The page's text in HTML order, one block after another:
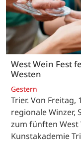
West Wein Fest
Westen
Gestern
Trier. Von Freitag,
regionale Winzer,
zum fünften West
Kunstakademie